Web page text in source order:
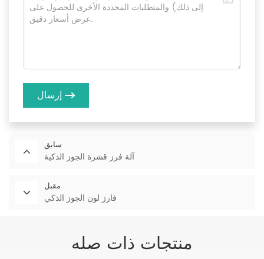
إرسال
سابق
آلة فرز قشرة الجوز الذكية
مقبل
فارز لون الجوز الذكي
منتجات ذات صله